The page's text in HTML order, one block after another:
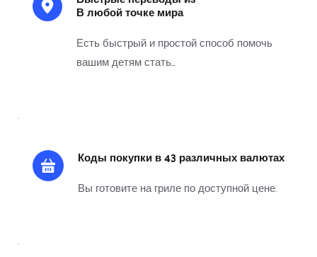
В любой точке мира
Есть быстрый и простой способ помочь
вашим детям стать...
Коды покупки в 43 различных валютах
Вы готовите на гриле по доступной цене.